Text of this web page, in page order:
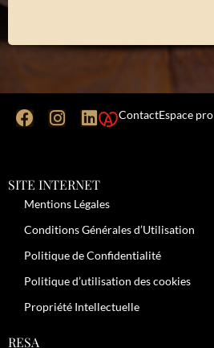
ContactEspace pro
SITE INTERNET
Mentions Légales
Conditions Générales d’Utilisation
Politique de Confidentialité
Politique d’utilisation des cookies
Propriété Intellectuelle
RESA